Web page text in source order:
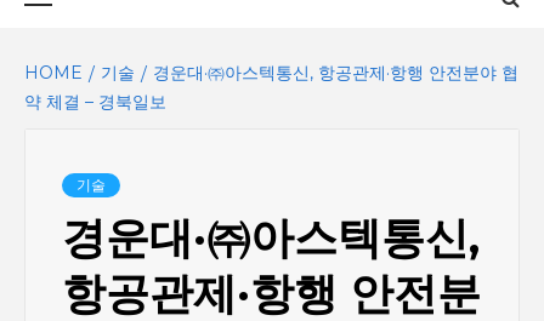
HOME 기술
경운대·㈜아스텍통신, 항공관제·항행 안전분야 협
약 체결 – 경북일보
기술
경운대·㈜아스텍통신,
항공관제·항행 안전분